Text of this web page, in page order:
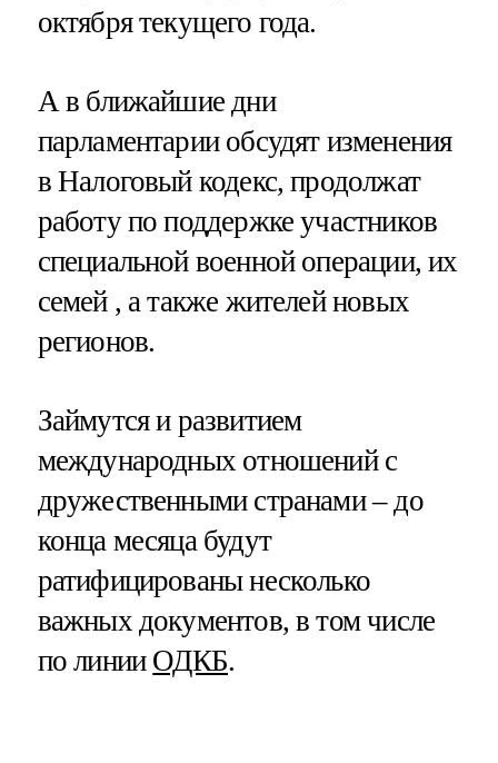
октября текущего года.
А в ближайшие дни
парламентарии обсудят изменения
в Налоговый кодекс, продолжат
работу по поддержке участников
специальной военной операции, их
семей , а также жителей новых
регионов.
Займутся и развитием
международных отношений с
дружественными странами – до
конца месяца будут
ратифицированы несколько
важных документов, в том числе
по линии ОДКБ.